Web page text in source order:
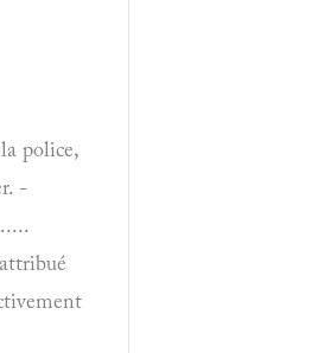
police,
-